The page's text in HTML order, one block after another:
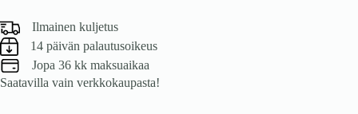
Ilmainen kuljetus
14 päivän palautusoikeus
Jopa 36 kk maksuaikaa
Saatavilla vain verkkokaupasta!